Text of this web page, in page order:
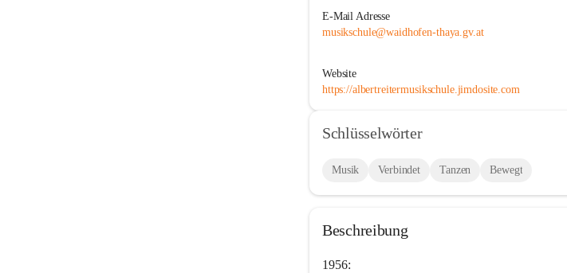
E-Mail Adresse
musikschule@waidhofen-thaya.gv.at
Website
https://albertreitermusikschule.jimdosite.com
Schlüsselwörter
Musik Verbindet Tanzen Bewegt
Beschreibung
1956: